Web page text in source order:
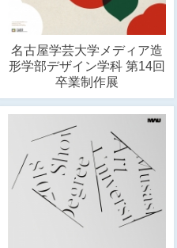
名古屋学芸大学メディア造
形学部デザイン学科 第14回
卒業制作展